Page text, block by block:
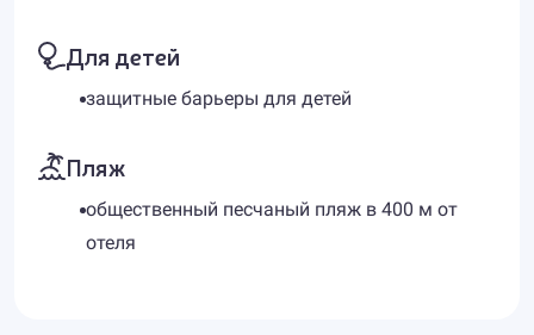
Для детей
защитные барьеры для детей
Пляж
общественный песчаный пляж в 400 м от
отеля